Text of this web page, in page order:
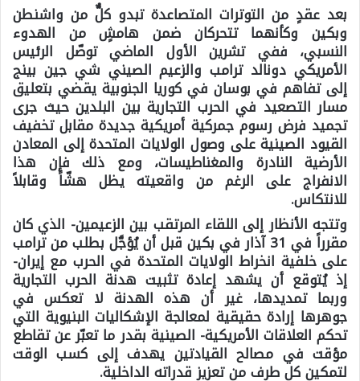
بعد عقدٍ من التوترات المتصاعدة تبدو كلٌّ من واشنطن
وبكين وكأنهما تتحركان ضمن هامشٍ من الهدوء
النسبي، ففي تشرين الأول الماضي توصّل الرئيس
الأمريكي دونالد ترامب والزعيم الصيني شي جين بينج
إلى تفاهم في بوسان في كوريا الجنوبية يقضي بتعليق
مسار التصعيد في الحرب التجارية بين البلدين حيث جرى
تجميد فرض رسوم جمركية أمريكية جديدة مقابل تخفيف
القيود الصينية على وصول الولايات المتحدة إلى المعادن
الأرضية النادرة والمغناطيسات، ومع ذلك فإن هذا
الانفراج على الرغم من واقعيته يظل هشّاً وقابلاً
للانتكاس.
وتتجه الأنظار إلى اللقاء المرتقب بين الزعيمين- الذي كان
مقرراً في 31 آذار في بكين قبل أن يُؤجَّل بطلب من ترامب
على خلفية انخراط الولايات المتحدة في الحرب مع إيران-
إذ يُتوقع أن يشهد إعادة تثبيت هدنة الحرب التجارية
وربما تمديدها، غير أن هذه الهدنة لا تعكس في
جوهرها إرادة حقيقية لمعالجة الإشكاليات البنيوية التي
تحكم العلاقات الأمريكية- الصينية بقدر ما تعبّر عن تقاطع
مؤقت في مصالح القيادتين يهدف إلى كسب الوقت
لتمكين كل طرف من تعزيز قدراته الداخلية.